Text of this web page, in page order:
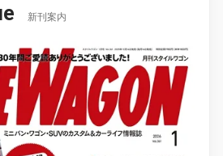
新刊案内